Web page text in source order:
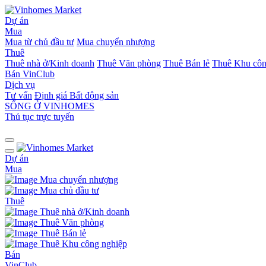
Dự án
Mua
Mua từ chủ đầu tư Mua chuyển nhượng
Thuê
Thuê nhà ở/Kinh doanh Thuê Văn phòng Thuê Bán lẻ Thuê Khu
Bán VinClub
Dịch vụ
Tư vấn Định giá Bất động sản
SỐNG Ở VINHOMES
Thủ tục trực tuyến
Dự án
Mua
Mua chuyển nhượng
Mua chủ đầu tư
Thuê
Thuê nhà ở/Kinh doanh
Thuê Văn phòng
Thuê Bán lẻ
Thuê Khu công nghiệp
Bán